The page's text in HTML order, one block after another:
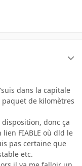
dans la capitale
de kilomètres
donc ça
FIABLE où dld le
pas certaine que
etc.